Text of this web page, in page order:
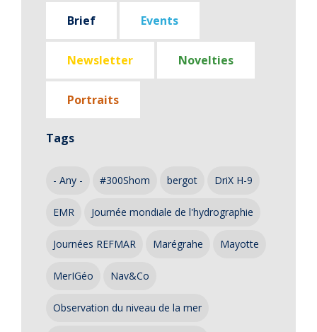
Brief Events
Newsletter Novelties
Portraits
Tags
- Any - #300Shom bergot DriX H-9
EMR Journée mondiale de l'hydrographie
Journées REFMAR Marégrahe Mayotte
MerIGéo Nav&Co
Observation du niveau de la mer